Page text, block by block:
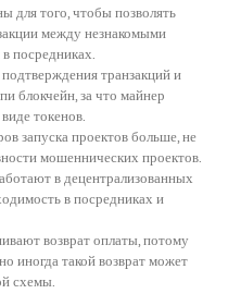
для того, чтобы позволять
между незнакомыми
посредниках.
транзакций и
блокчейн, за что майнер
токенов.
запуска проектов больше, не
мошеннических проектов.
в децентрализованных
в посредниках и
возврат оплаты, потому
иногда такой возврат может
схемы.